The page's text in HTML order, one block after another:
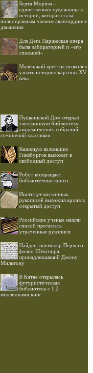
Берта Моризо -
единственная художница в
истории, которая стала
полноправным членом авангардного
движения
Для Дега Парижская опера
была лабораторией и «его
спальней»
Маленький крестик позволил
узнать историю картины XV
века
Пушкинский Дом открыл
электронную библиотеку
академических собраний
сочинений классиков
Книжную коллекцию
Гинзбургов выложат в
свободный доступ
Робот возвращает
библиотечные книги
Институт восточных
рукописей выложил архив в
открытый доступ
Российские ученые нашли
способ прочитать
утраченные рукописи
Найден экземпляр Первого
фолио Шекспира,
принадлежавший Джону
Мильтону
В Китае открылась
футуристическая
библиотека с 1,2
миллионами книг